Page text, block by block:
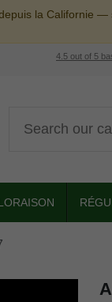
la Californie —
4.5 out of 5